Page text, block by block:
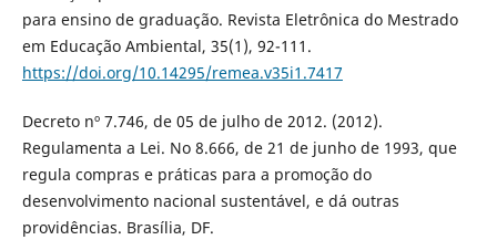
para ensino de graduação. Revista Eletrônica do Mestrado
em Educação Ambiental, 35(1), 92-111.
https://doi.org/10.14295/remea.v35i1.7417
Decreto nº 7.746, de 05 de julho de 2012. (2012).
Regulamenta a Lei. No 8.666, de 21 de junho de 1993, que
regula compras e práticas para a promoção do
desenvolvimento nacional sustentável, e dá outras
providências. Brasília, DF.